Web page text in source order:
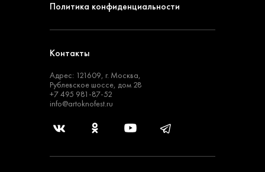
Политика конфиденциальности
Контакты
Адрес: 121609, г. Москва,
Рублевское шоссе, дом 28
+7 495 981-87-52
info@artoknofest.ru